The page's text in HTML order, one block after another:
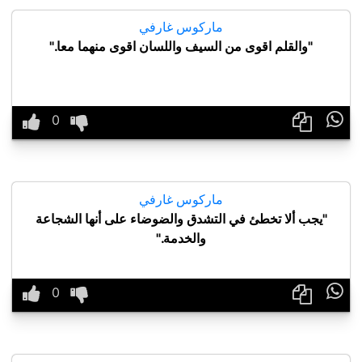
ماركوس غارفي
"والقلم اقوى من السيف واللسان اقوى منهما معا."

ماركوس غارفي
"يجب ألا تخطئ في التشدق والضوضاء على أنها الشجاعة
والخدمة."
